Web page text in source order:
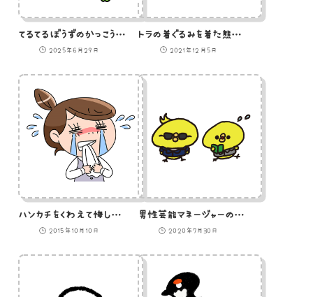
てるてるぼうずのかっこうをしてるところをカエルに見られてきまずいひよこ
2025年6月29日
トラの着ぐるみを着た熊のイラスト
2021年12月5日
ハンカチをくわえて悔しがるOLのイラスト
2015年10月10日
男性芸能マネージャーのひよこのイラスト
2020年7月30日